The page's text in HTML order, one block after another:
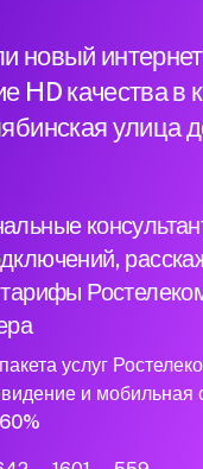
новый
HD качества в
улица
услуг
и мобильная